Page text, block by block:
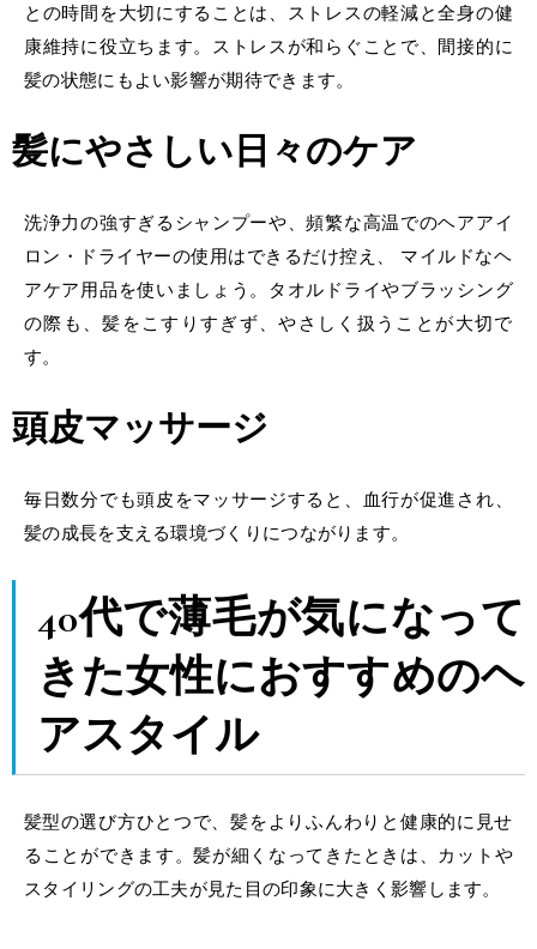
との時間を大切にすることは、ストレスの軽減と全身の健
康維持に役立ちます。ストレスが和らぐことで、間接的に
髪の状態にもよい影響が期待できます。
髪にやさしい日々のケア
洗浄力の強すぎるシャンプーや、頻繁な高温でのヘアアイ
ロン・ドライヤーの使用はできるだけ控え、 マイルドなヘ
アケア用品を使いましょう。タオルドライやブラッシング
の際も、髪をこすりすぎず、やさしく扱うことが大切で
す。
頭皮マッサージ
毎日数分でも頭皮をマッサージすると、血行が促進され、
髪の成長を支える環境づくりにつながります。
40代で薄毛が気になって
きた女性におすすめのヘ
アスタイル
髪型の選び方ひとつで、髪をよりふんわりと健康的に見せ
ることができます。髪が細くなってきたときは、カットや
スタイリングの工夫が見た目の印象に大きく影響します。